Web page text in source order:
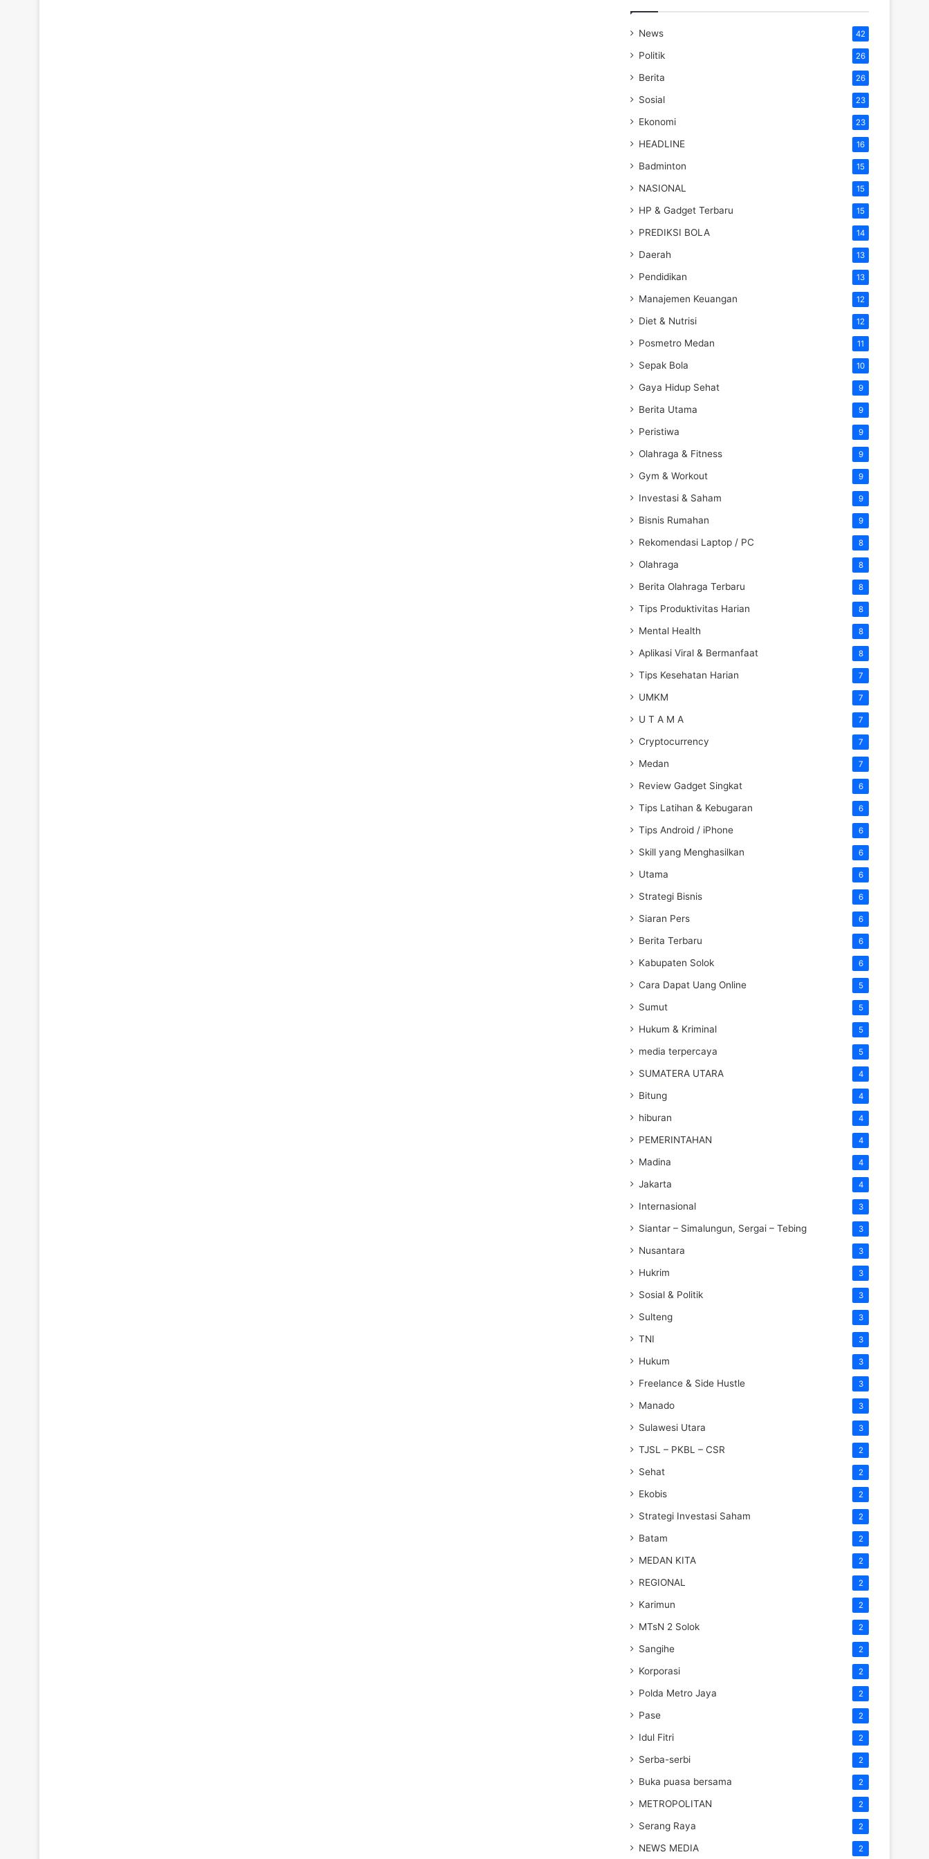
News 42
Politik 26
Berita 26
Sosial 23
Ekonomi 23
HEADLINE 16
Badminton 15
NASIONAL 15
HP & Gadget Terbaru 15
PREDIKSI BOLA 14
Daerah 13
Pendidikan 13
Manajemen Keuangan 12
Diet & Nutrisi 12
Posmetro Medan 11
Sepak Bola 10
Gaya Hidup Sehat 9
Berita Utama 9
Peristiwa 9
Olahraga & Fitness 9
Gym & Workout 9
Investasi & Saham 9
Bisnis Rumahan 9
Rekomendasi Laptop / PC 8
Olahraga 8
Berita Olahraga Terbaru 8
Tips Produktivitas Harian 8
Mental Health 8
Aplikasi Viral & Bermanfaat 8
Tips Kesehatan Harian 7
UMKM 7
U T A M A 7
Cryptocurrency 7
Medan 7
Review Gadget Singkat 6
Tips Latihan & Kebugaran 6
Tips Android / iPhone 6
Skill yang Menghasilkan 6
Utama 6
Strategi Bisnis 6
Siaran Pers 6
Berita Terbaru 6
Kabupaten Solok 6
Cara Dapat Uang Online 5
Sumut 5
Hukum & Kriminal 5
media terpercaya 5
SUMATERA UTARA 4
Bitung 4
hiburan 4
PEMERINTAHAN 4
Madina 4
Jakarta 4
Internasional 3
Siantar – Simalungun, Sergai – Tebing 3
Nusantara 3
Hukrim 3
Sosial & Politik 3
Sulteng 3
TNI 3
Hukum 3
Freelance & Side Hustle 3
Manado 3
Sulawesi Utara 3
TJSL – PKBL – CSR 2
Sehat 2
Ekobis 2
Strategi Investasi Saham 2
Batam 2
MEDAN KITA 2
REGIONAL 2
Karimun 2
MTsN 2 Solok 2
Sangihe 2
Korporasi 2
Polda Metro Jaya 2
Pase 2
Idul Fitri 2
Serba-serbi 2
Buka puasa bersama 2
METROPOLITAN 2
Serang Raya 2
NEWS MEDIA 2